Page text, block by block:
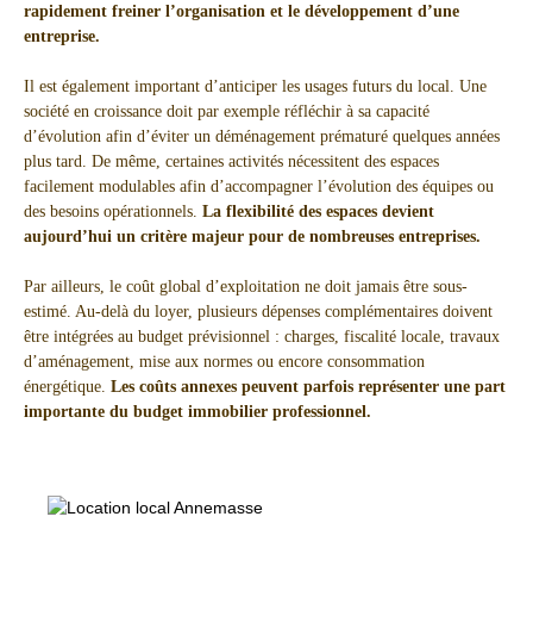
rapidement freiner l’organisation et le développement d’une
entreprise.
Il est également important d’anticiper les usages futurs du local. Une
société en croissance doit par exemple réfléchir à sa capacité
d’évolution afin d’éviter un déménagement prématuré quelques années
plus tard. De même, certaines activités nécessitent des espaces
facilement modulables afin d’accompagner l’évolution des équipes ou
des besoins opérationnels. La flexibilité des espaces devient
aujourd’hui un critère majeur pour de nombreuses entreprises.
Par ailleurs, le coût global d’exploitation ne doit jamais être sous-
estimé. Au-delà du loyer, plusieurs dépenses complémentaires doivent
être intégrées au budget prévisionnel : charges, fiscalité locale, travaux
d’aménagement, mise aux normes ou encore consommation
énergétique. Les coûts annexes peuvent parfois représenter une part
importante du budget immobilier professionnel.